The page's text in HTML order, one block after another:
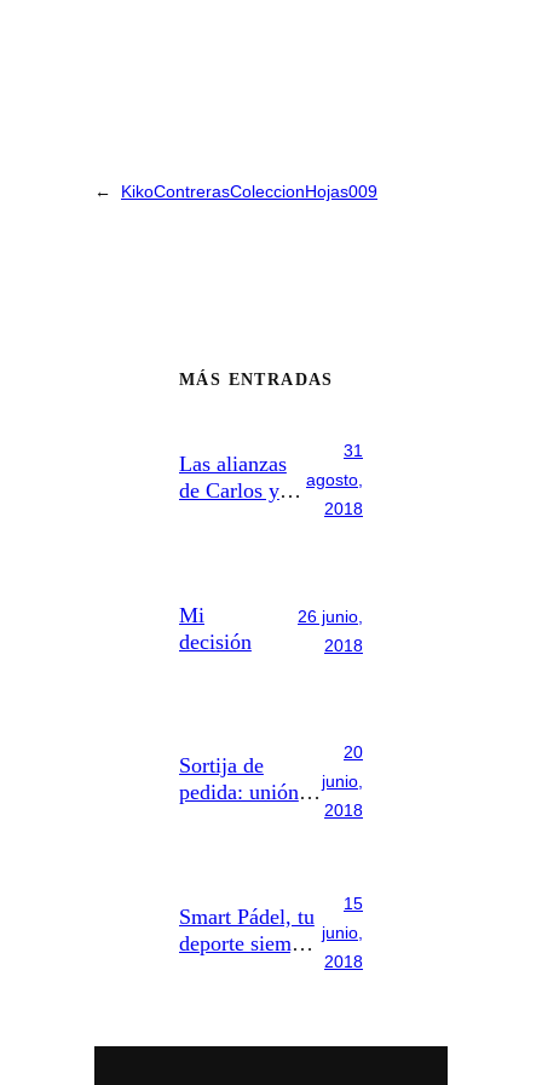
← KikoContrerasColeccionHojas009
MÁS ENTRADAS
Las alianzas
de Carlos y
31
agosto,
2018
Mi
decisión
26 junio,
2018
Sortija de
pedida: unión y
20
junio,
2018
Smart Pádel, tu
deporte siempre
15
junio,
2018